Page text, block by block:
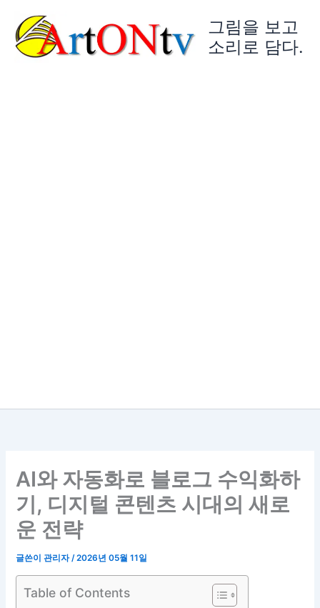
그림을 보고
소리로 담다.
AI와 자동화로 블로그 수익화하
기, 디지털 콘텐츠 시대의 새로
운 전략
글쓴이관리자/2026년 05월 11일
Table of Contents